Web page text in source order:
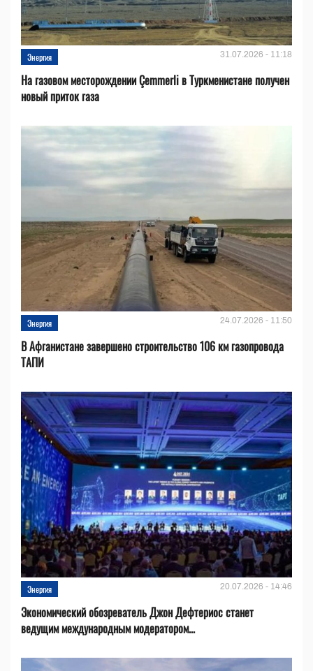
Энергия 31.07.2026 - 11:18
На газовом месторождении Çemmerli в Туркменистане получен
новый приток газа
Энергия 24.07.2026 - 11:50
В Афганистане завершено строительство 106 км газопровода
ТАПИ
Энергия 20.07.2026 - 14:46
Экономический обозреватель Джон Дефтериос станет
ведущим международным модератором...